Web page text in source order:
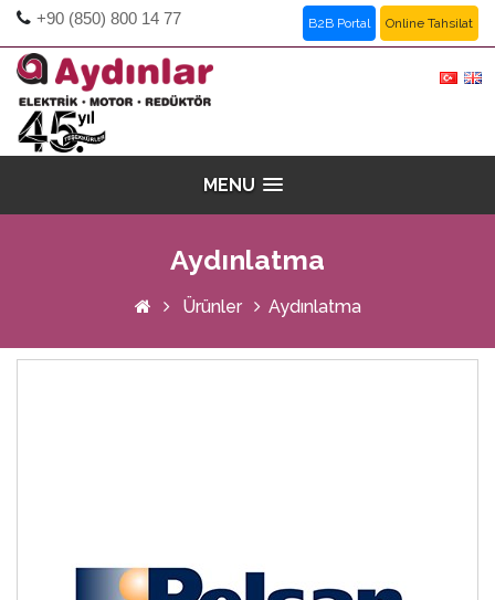
+90 (850) 800 14 77 B2B Portal Online Tahsilat
MENU
Aydınlatma
Ürünler Aydınlatma